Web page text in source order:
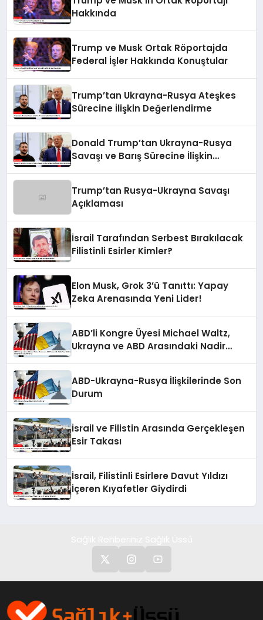
Hakkında
Trump ve Musk Ortak Röportajda
Federal İşler Hakkında Konuştular
Trump’tan Ukrayna-Rusya Ateşkes
Sürecine İlişkin Değerlendirme
Donald Trump’tan Ukrayna-Rusya
Savaşı ve Barış Sürecine İlişkin
Trump’tan Rusya-Ukrayna Savaşı
Açıklaması
İsrail Tarafından Serbest Bırakılacak
Filistinli Esirler Kimler?
Elon Musk, Grok 3’ü Tanıttı: Yapay
Zeka Arenasında Yeni Lider!
ABD’li Kongre Üyesi Michael Waltz,
Ukrayna ve ABD Arasındaki Nadir
ABD-Ukrayna-Rusya İlişkilerinde Son
Durum
İsrail ve Filistin Arasında Gerçekleşen
Esir Takası
İsrail, Filistinli Esirlere Davut Yıldızı
İçeren Kıyafetler Giydirdi